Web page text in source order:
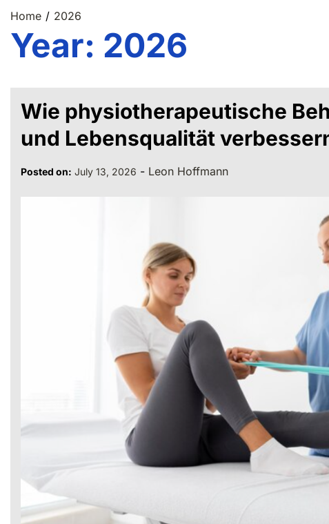
Home 2026
Year: 2026
Wie physiotherapeutische
und Lebensqualität
Posted on: July 13, 2026 - Leon Hoffmann